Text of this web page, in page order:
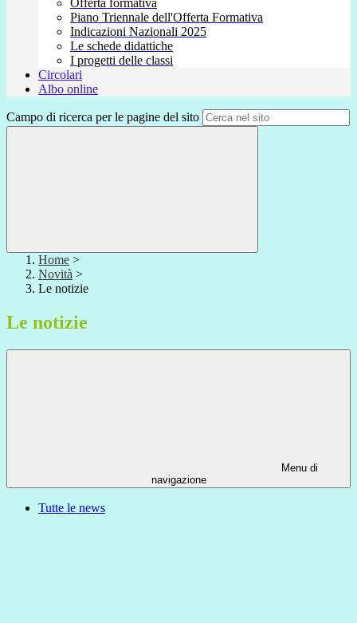
Offerta formativa
Piano Triennale dell'Offerta Formativa
Indicazioni Nazionali 2025
Le schede didattiche
I progetti delle classi
Circolari
Albo online
Campo di ricerca per le pagine del sito
Home >
Novità >
Le notizie
Le notizie
Menu di
navigazione
Tutte le news